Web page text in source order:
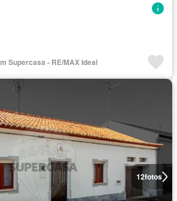
Supercasa - RE/MAX Ideal
12fotos